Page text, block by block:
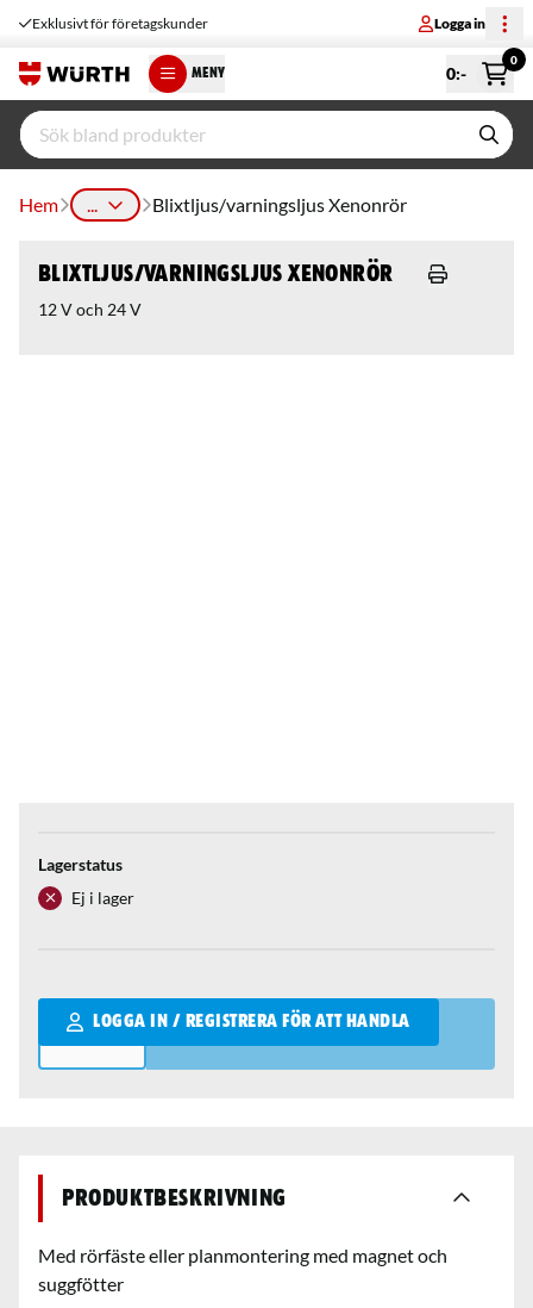
Exklusivt för företagskunder Logga in
MENY 0:-
0
Hem ... Blixtljus/varningsljus Xenonrör
Blixtljus/varningsljus Xenonrör
12 V och 24 V
Lagerstatus
Ej i lager
LOGGA IN / REGISTRERA FÖR ATT HANDLA
Qantity
Produktbeskrivning
Med rörfäste eller planmontering med magnet och
suggfötter